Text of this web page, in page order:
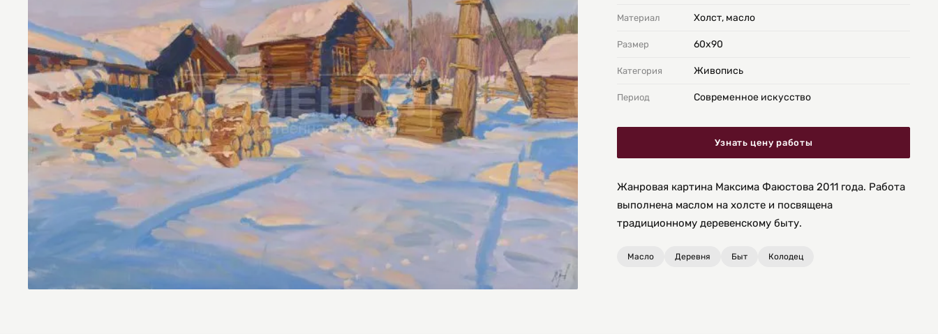
Материал Холст, масло
Размер 60х90
Категория Живопись
Период Современное искусство
Узнать цену работы
Жанровая картина Максима Фаюстова 2011 года. Работа
выполнена маслом на холсте и посвящена
традиционному деревенскому быту.
Масло Деревня Быт Колодец